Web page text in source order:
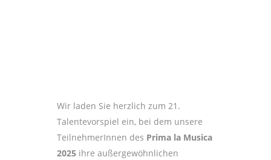
Wir laden Sie herzlich zum 21.
Talentevorspiel ein, bei dem unsere
TeilnehmerInnen des Prima la Musica
2025 ihre außergewöhnlichen